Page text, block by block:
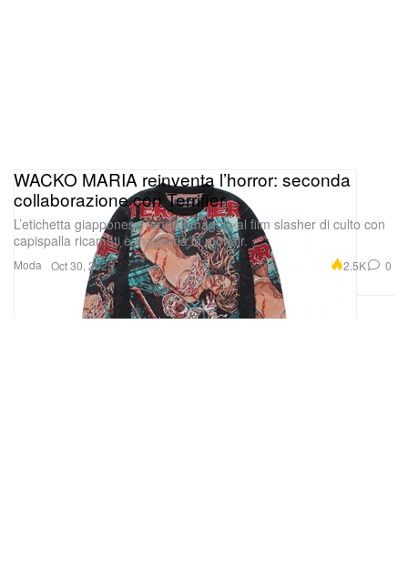
Moda
WACKO MARIA reinventa l’horror: seconda
collaborazione con Terrifier
L’etichetta giapponese rende omaggio al film slasher di culto con
capispalla ricamati e maglieria in mohair.
Oct 30, 2025 2.5K 0